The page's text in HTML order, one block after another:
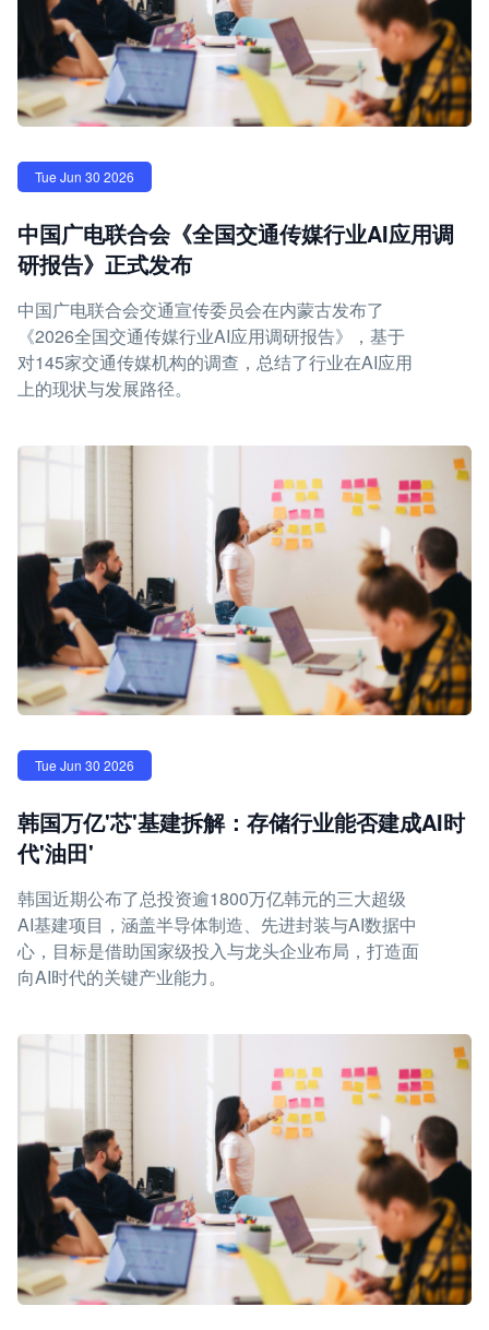
Tue Jun 30 2026
中国广电联合会《全国交通传媒行业AI应用调
研报告》正式发布
中国广电联合会交通宣传委员会在内蒙古发布了
《2026全国交通传媒行业AI应用调研报告》，基于
对145家交通传媒机构的调查，总结了行业在AI应用
上的现状与发展路径。
Tue Jun 30 2026
韩国万亿'芯'基建拆解：存储行业能否建成AI时
代'油田'
韩国近期公布了总投资逾1800万亿韩元的三大超级
AI基建项目，涵盖半导体制造、先进封装与AI数据中
心，目标是借助国家级投入与龙头企业布局，打造面
向AI时代的关键产业能力。